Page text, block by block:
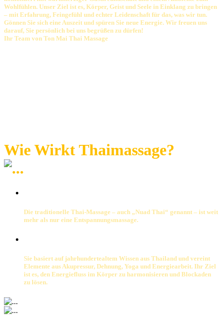
Wohlfühlen. Unser Ziel ist es, Körper, Geist und Seele in Einklang zu bringen
– mit Erfahrung, Feingefühl und echter Leidenschaft für das, was wir tun.
Gönnen Sie sich eine Auszeit und spüren Sie neue Energie. Wir freuen uns
darauf, Sie persönlich bei uns begrüßen zu dürfen!
Ihr Team von Ton Mai Thai Massage
Wie Wirkt Thaimassage?
Die traditionelle Thai-Massage – auch „Nuad Thai“ genannt – ist weit
mehr als nur eine Entspannungsmassage.
Sie basiert auf jahrhundertealtem Wissen aus Thailand und vereint
Elemente aus Akupressur, Dehnung, Yoga und Energiearbeit. Ihr Ziel
ist es, den Energiefluss im Körper zu harmonisieren und Blockaden
zu lösen.